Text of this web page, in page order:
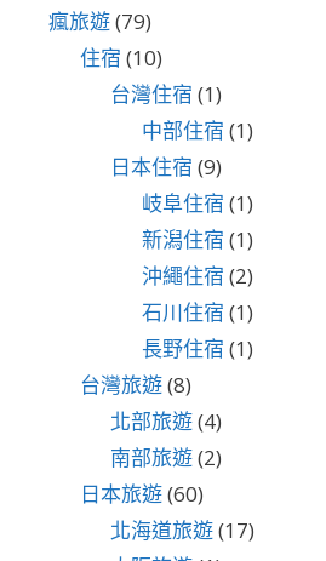
瘋旅遊(79)
住宿 (10)
台灣住宿 (1)
中部住宿 (1)
日本住宿 (9)
岐阜住宿 (1)
新潟住宿 (1)
沖繩住宿 (2)
石川住宿 (1)
長野住宿 (1)
台灣旅遊(8)
北部旅遊(4)
南部旅遊(2)
日本旅遊(60)
北海道旅遊(17)